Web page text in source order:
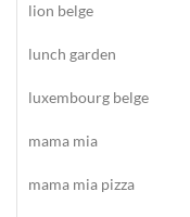
lion belge
lunch garden
luxembourg belge
mama mia
mama mia pizza